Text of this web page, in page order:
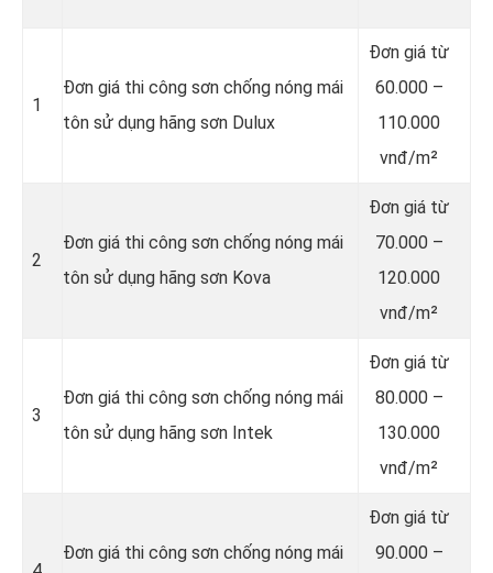
1
Đơn giá thi công sơn chống nóng mái
tôn sử dụng hãng sơn Dulux
Đơn giá từ
60.000 –
110.000
vnđ/m²
2
Đơn giá thi công sơn chống nóng mái
tôn sử dụng hãng sơn Kova
Đơn giá từ
70.000 –
120.000
vnđ/m²
3
Đơn giá thi công sơn chống nóng mái
tôn sử dụng hãng sơn Intek
Đơn giá từ
80.000 –
130.000
vnđ/m²
Đơn giá thi công sơn chống nóng mái
Đơn giá từ
90.000 –